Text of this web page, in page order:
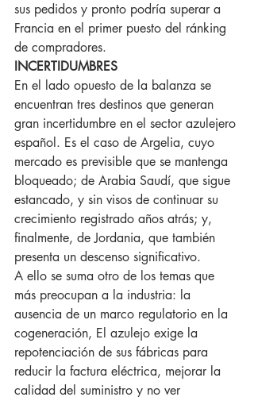
sus pedidos y pronto podría superar a
Francia en el primer puesto del ránking
de compradores.
INCERTIDUMBRES
En el lado opuesto de la balanza se
encuentran tres destinos que generan
gran incertidumbre en el sector azulejero
español. Es el caso de Argelia, cuyo
mercado es previsible que se mantenga
bloqueado; de Arabia Saudí, que sigue
estancado, y sin visos de continuar su
crecimiento registrado años atrás; y,
finalmente, de Jordania, que también
presenta un descenso significativo.
A ello se suma otro de los temas que
más preocupan a la industria: la
ausencia de un marco regulatorio en la
cogeneración, El azulejo exige la
repotenciación de sus fábricas para
reducir la factura eléctrica, mejorar la
calidad del suministro y no ver